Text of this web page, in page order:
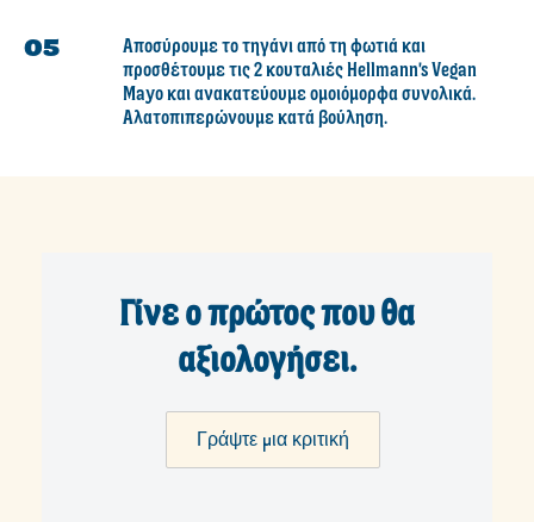
Αποσύρουμε το τηγάνι από τη φωτιά και
προσθέτουμε τις 2 κουταλιές Hellmann's Vegan
Mayo και ανακατεύουμε ομοιόμορφα συνολικά.
Αλατοπιπερώνουμε κατά βούληση.
Γίνε ο πρώτος που θα
αξιολογήσει.
Γράψτε μια κριτική